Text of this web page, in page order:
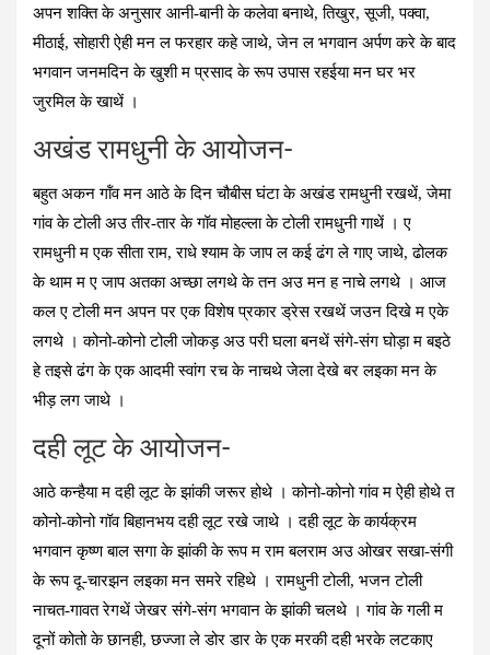
अपन शक्ति के अनुसार आनी-बानी के कलेवा बनाथे, तिखुर, सूजी, पक्‍वा,
मीठाई, सोहारी ऐही मन ल फरहार कहे जाथे, जेन ल भगवान अर्पण करे के बाद
भगवान जनमदिन के खुशी म प्रसाद के रूप उपास रहईया मन घर भर
जुरमिल के खाथें ।
अखंड रामधुनी के आयोजन-
बहुत अकन गॉंव मन आठे के दिन चौबीस घंटा के अखंड रामधुनी रखथें, जेमा
गांव के टोली अउ तीर-तार के गॉव मोहल्‍ला के टोली रामधुनी गाथें । ए
रामधुनी म एक सीता राम, राधे श्‍याम के जाप ल कई ढंग ले गाए जाथे, ढोलक
के थाम म ए जाप अतका अच्‍छा लगथे के तन अउ मन ह नाचे लगथे । आज
कल ए टोली मन अपन पर एक विशेष प्रकार ड्रेस रखथें जउन दिखे म एके
लगथे । कोनो-कोनो टोली जोकड़ अउ परी घला बनथें संगे-संग घोड़ा म बइठे
हे तइसे ढंग के एक आदमी स्‍वांग रच के नाचथे जेला देखे बर लइका मन के
भीड़ लग जाथे ।
दही लूट के आयोजन-
आठे कन्हैया म दही लूट के झांकी जरूर होथे । कोनो-कोनो गांव म ऐही होथे त
कोनो-कोनो गॉव बिहानभय दही लूट रखे जाथे । दही लूट के कार्यक्रम
भगवान कृष्‍ण बाल सगा के झांकी के रूप म राम बलराम अउ ओखर सखा-संगी
के रूप दू-चारझन लइका मन समरे रहिथे । रामधुनी टोली, भजन टोली
नाचत-गावत रेगथें जेखर संगे-संग भगवान के झांकी चलथे । गांव के गली म
दूनों कोतो के छानही, छज्‍जा ले डोर डार के एक मरकी दही भरके लटकाए